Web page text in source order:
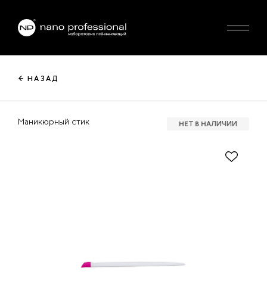
← НАЗАД
Маникюрный стик НЕТ В НАЛИЧИИ